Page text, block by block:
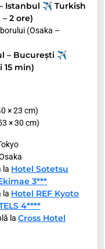
Istanbul ✈ Turkish
– 2 ore)
(Osaka –
– București ✈
15 min)
× 23 cm)
× 30 cm)
la Hotel Sotetsu
3***
la Hotel REF Kyoto
4****
la Cross Hotel